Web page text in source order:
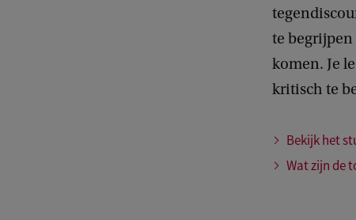
te
komen. Je
kritisch te
Bekijk het
Wat zijn de